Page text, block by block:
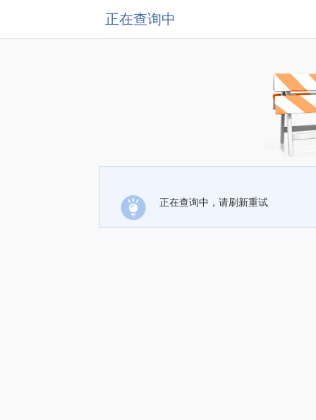
正在查询中
正在查询中，请刷新重试